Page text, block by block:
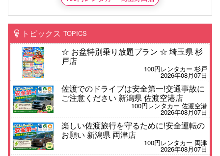
トピックス TOPICS
☆ お盆特別乗り放題プラン ☆ 埼玉県 杉
戸店
100円レンタカー 杉戸
2026年08月07日
佐渡でのドライブは安全第一!交通事故に
ご注意ください 新潟県 佐渡空港店
100円レンタカー 佐渡空港
2026年08月07日
楽しい佐渡旅行を守るために!安全運転の
お願い 新潟県 両津店
100円レンタカー 両津
2026年08月07日